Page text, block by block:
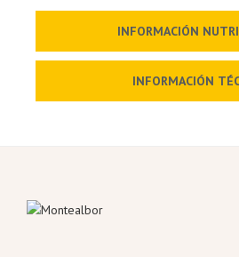
INFORMACIÓN
INFORMACIÓN